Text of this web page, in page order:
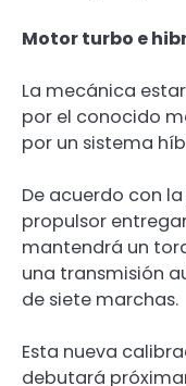
Motor turbo e
La mecánica
por el conocido
por un sistema
De acuerdo con
propulsor
mantendrá un
una transmisión
de siete marchas.
Esta nueva
debutará